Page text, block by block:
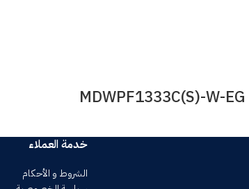
خدمة العملاء
الشروط و الأحكام